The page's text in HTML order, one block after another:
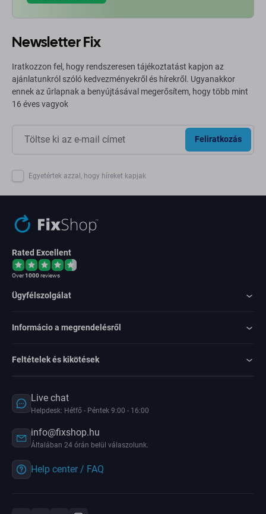
Newsletter Fix
Iratkozzon fel, hogy rendszeresen tájékoztatást kapjon az
ajánlatunkról szóló kedvezményekről és hírekről. Ugyanakkor
ennek az űrlapnak a benyújtásával megerősítem, hogy több mint
16 éves vagyok
Feliratkozás
Egyetértek azzal, hogy híreket kapjak
Rated Excellent
Over1000reviews
Ügyfélszolgálat
Informácio a megrendelésről
Feltételek és kikötések
Live chat
Helpdesk: Hétfő - Péntek 9:00 - 16:00
info@fixshop.hu
Általában 24 órán belül válaszolunk.
Help center / FAQ